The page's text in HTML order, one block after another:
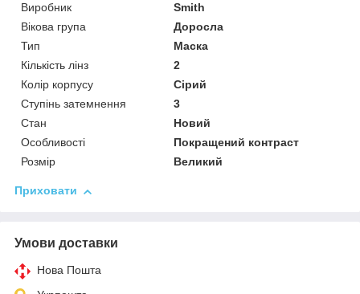
Виробник
Smith
Вікова група
Доросла
Тип
Маска
Кількість лінз
2
Колір корпусу
Сірий
Ступінь затемнення
3
Стан
Новий
Особливості
Покращений контраст
Розмір
Великий
Приховати
Умови доставки
Нова Пошта